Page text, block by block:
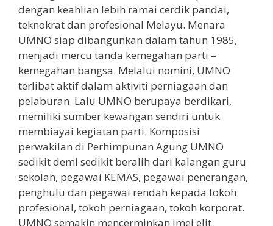
dengan keahlian lebih ramai cerdik pandai,
teknokrat dan profesional Melayu. Menara
UMNO siap dibangunkan dalam tahun 1985,
menjadi mercu tanda kemegahan parti –
kemegahan bangsa. Melalui nomini, UMNO
terlibat aktif dalam aktiviti perniagaan dan
pelaburan. Lalu UMNO berupaya berdikari,
memiliki sumber kewangan sendiri untuk
membiayai kegiatan parti. Komposisi
perwakilan di Perhimpunan Agung UMNO
sedikit demi sedikit beralih dari kalangan guru
sekolah, pegawai KEMAS, pegawai penerangan,
penghulu dan pegawai rendah kepada tokoh
profesional, tokoh perniagaan, tokoh korporat.
UMNO semakin mencerminkan imej elit